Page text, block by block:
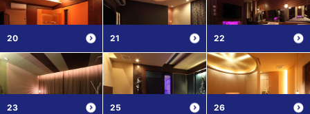
20 21 22
23 25 26